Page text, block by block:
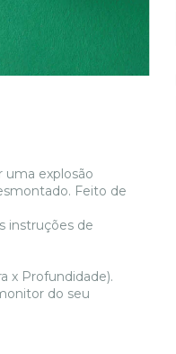
uma explosão
Feito de
instruções de
x Profundidade).
do seu